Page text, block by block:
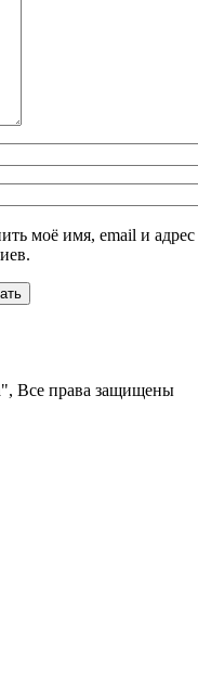
моё имя, email и
Все права защищены